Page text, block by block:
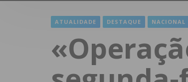
ATUALIDADE DESTAQUE NACIONAL